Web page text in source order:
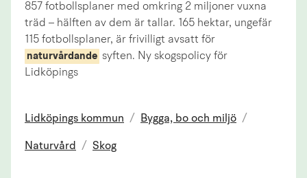
857 fotbollsplaner med omkring 2 miljoner vuxna
träd – hälften av dem är tallar. 165 hektar, ungefär
115 fotbollsplaner, är frivilligt avsatt för
naturvårdande syften. Ny skogspolicy för
Lidköpings
Lidköpings kommun / Bygga, bo och miljö /
Naturvård / Skog